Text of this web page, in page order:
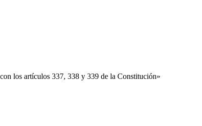
los artículos 337, 338 y 339 de la Constitución»